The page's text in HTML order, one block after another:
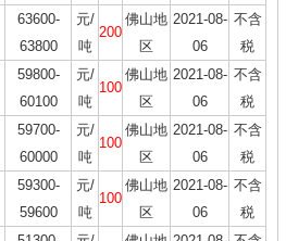
63600-
63800
元/
吨
200
佛山地
区
2021-08-
06
不含
税
59800-
60100
元/
吨
100
佛山地
区
2021-08-
06
不含
税
59700-
60000
元/
吨
100
佛山地
区
2021-08-
06
不含
税
59300-
59600
元/
吨
100
佛山地
区
2021-08-
06
不含
税